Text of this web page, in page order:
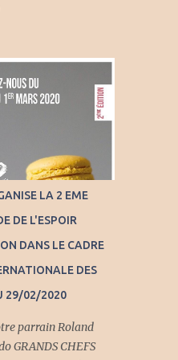
LA 2 EME
DE L'ESPOIR
DANS LE CADRE
DES
29/02/2020
parrain Roland
GRANDS CHEFS